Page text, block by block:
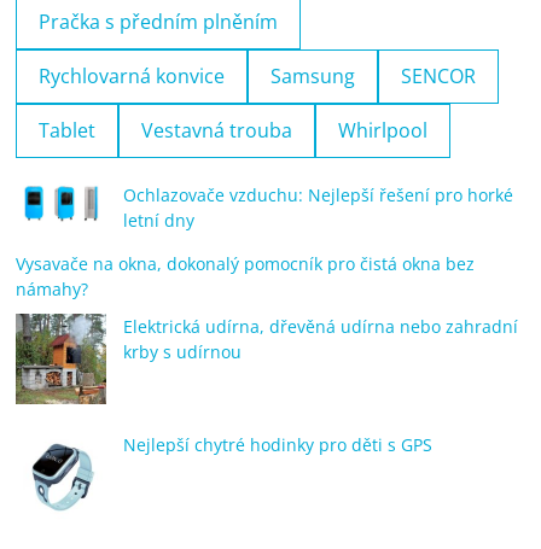
Pračka s předním plněním
Rychlovarná konvice Samsung SENCOR
Tablet Vestavná trouba Whirlpool
Ochlazovače vzduchu: Nejlepší řešení pro horké
letní dny
Vysavače na okna, dokonalý pomocník pro čistá okna bez
námahy?
Elektrická udírna, dřevěná udírna nebo zahradní
krby s udírnou
Nejlepší chytré hodinky pro děti s GPS